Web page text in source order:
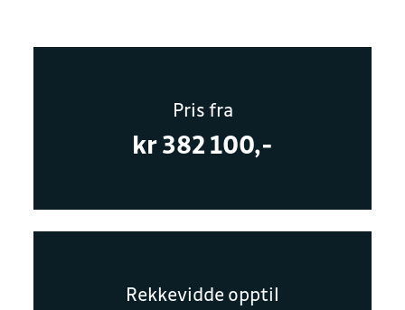
Pris fra
kr 382 100,-
Rekkevidde opptil